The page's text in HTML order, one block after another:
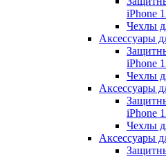
iPhone
Чехлы
Аксессуары
iPhone
Чехлы
Аксессуары
iPhone
Чехлы
Аксессуары